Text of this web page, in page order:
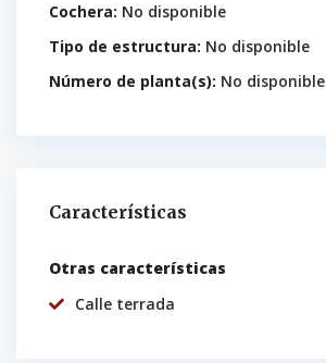
Cochera: No disponible
Tipo de estructura: No disponible
Número de planta(s): No disponible
Características
Otras características
Calle terrada